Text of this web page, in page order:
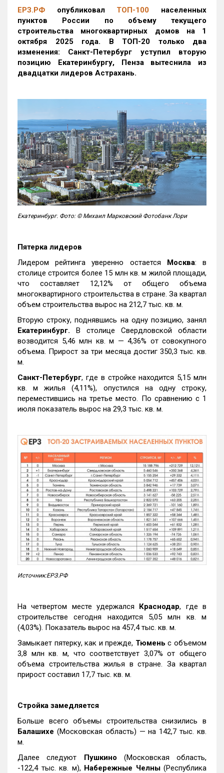
ЕРЗ.РФ опубликовал ТОП-100 населенных
пунктов России по объему текущего
строительства многоквартирных домов на 1
октября 2025 года. В ТОП-20 только два
изменения: Санкт-Петербург уступил вторую
позицию Екатеринбургу, Пенза вытеснила из
двадцатки лидеров Астрахань.
Екатеринбург. Фото: © Михаил Марковский Фотобанк Лори
Пятерка лидеров
Лидером рейтинга уверенно остается Москва: в
столице строится более 15 млн кв. м жилой площади,
что составляет 12,12% от общего объема
многоквартирного строительства в стране. За квартал
объем строительства вырос на 212,7 тыс. кв. м.
Вторую строку, поднявшись на одну позицию, занял
Екатеринбург. В столице Свердловской области
возводится 5,46 млн кв. м — 4,36% от совокупного
объема. Прирост за три месяца достиг 350,3 тыс. кв.
м.
Санкт-Петербург, где в стройке находится 5,15 млн
кв. м жилья (4,11%), опустился на одну строку,
переместившись на третье место. По сравнению с 1
июля показатель вырос на 29,3 тыс. кв. м.
Источник:ЕРЗ.РФ
На четвертом месте удержался Краснодар, где в
строительстве сегодня находится 5,05 млн кв. м
(4,03%). Показатель вырос на 457,4 тыс. кв. м.
Замыкает пятерку, как и прежде, Тюмень с объемом
3,8 млн кв. м, что соответствует 3,07% от общего
объема строительства жилья в стране. За квартал
прирост составил 17,7 тыс. кв. м.
Стройка замедляется
Больше всего объемы строительства снизились в
Балашихе (Московская область) — на 142,7 тыс. кв.
м.
Далее следуют Пушкино (Московская область,
-122,4 тыс. кв. м), Набережные Челны(Республика